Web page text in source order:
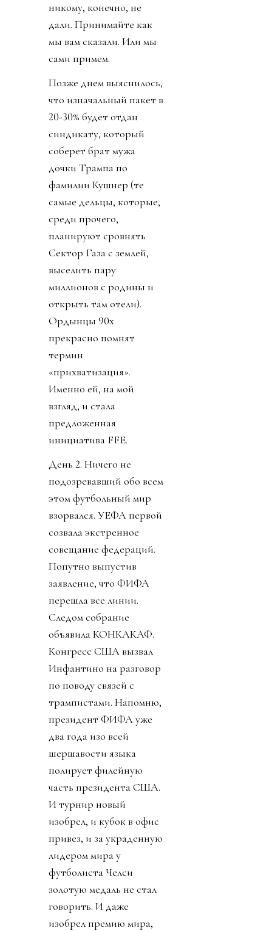
никому, конечно, не
дали. Принимайте как
мы вам сказали. Или мы
сами примем.
Позже днем выяснилось,
что изначальный пакет в
20-30% будет отдан
синдикату, который
соберет брат мужа
дочки Трампа по
фамилии Кушнер (те
самые дельцы, которые,
среди прочего,
планируют сровнять
Сектор Газа с землей,
выселить пару
миллионов с родины и
открыть там отели).
Ордынцы 90х
прекрасно помнят
термин
«прихватизация».
Именно ей, на мой
взгляд, и стала
предложенная
инициатива FFE.
День 2. Ничего не
подозревавший обо всем
этом футбольный мир
взорвался. УЕФА первой
созвала экстренное
совещание федераций.
Попутно выпустив
заявление, что ФИФА
перешла все линии.
Следом собрание
объявила КОНКАКАФ.
Конгресс США вызвал
Инфантино на разговор
по поводу связей с
трампистами. Напомню,
президент ФИФА уже
два года изо всей
шершавости языка
полирует филейную
часть президента США.
И турнир новый
изобрел, и кубок в офис
привез, и за украденную
лидером мира у
футболиста Челси
золотую медаль не стал
говорить. И даже
изобрел премию мира,